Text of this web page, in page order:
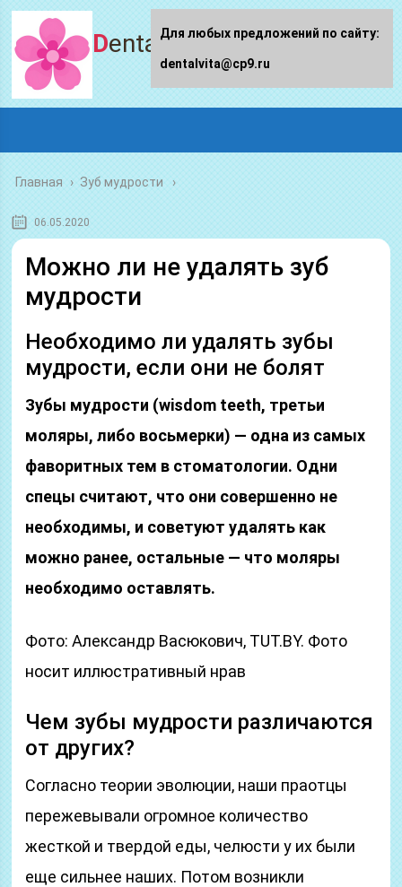
Dentalvita.ru
Главная › Зуб мудрости
06.05.2020
Можно ли не удалять зуб
мудрости
Необходимо ли удалять зубы
мудрости, если они не болят
Зубы мудрости (wisdom teeth, третьи
моляры, либо восьмерки) — одна из самых
фаворитных тем в стоматологии. Одни
спецы считают, что они совершенно не
необходимы, и советуют удалять как
можно ранее, остальные — что моляры
необходимо оставлять.
Фото: Александр Васюкович, TUT.BY. Фото
носит иллюстративный нрав
Чем зубы мудрости различаются
от других?
Согласно теории эволюции, наши праотцы
пережевывали огромное количество
жесткой и твердой еды, челюсти у их были
еще сильнее наших. Потом возникли
Для любых предложений по сайту:
dentalvita@cp9.ru